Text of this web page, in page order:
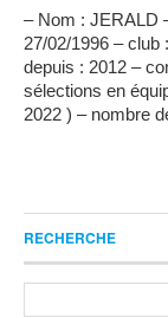
– Nom : JERALD
27/02/1996 – club
depuis : 2012 –
sélections en
2022 ) – nombre
RECHERCHE